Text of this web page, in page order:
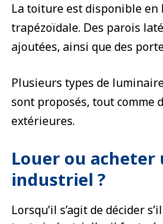
La toiture est disponible en
trapézoïdale. Des parois
ajoutées, ainsi que des
Plusieurs types de
sont proposés, tout comme
extérieures.
Louer ou acheter
industriel ?
Lorsqu’il s’agit de décider